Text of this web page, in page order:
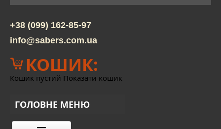
+38 (099) 162-85-97
info@sabers.com.ua
КОШИК:
Кошик пустий Показати кошик
ГОЛОВНЕ МЕНЮ